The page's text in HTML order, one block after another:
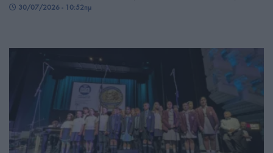
30/07/2026 - 10:52πμ